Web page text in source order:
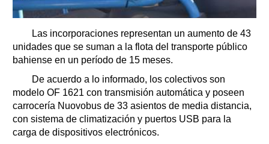
Las incorporaciones representan un aumento de 43
unidades que se suman a la flota del transporte público
bahiense en un período de 15 meses.
De acuerdo a lo informado, los colectivos son
modelo OF 1621 con transmisión automática y poseen
carrocería Nuovobus de 33 asientos de media distancia,
con sistema de climatización y puertos USB para la
carga de dispositivos electrónicos.